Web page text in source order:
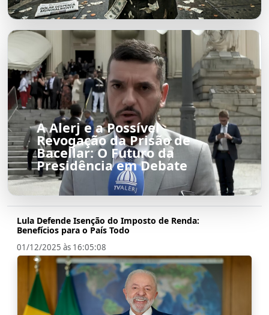
A Alerj e a Possível
Revogação da Prisão de
Bacellar: O Futuro da
Presidência em Debate
Lula Defende Isenção do Imposto de Renda:
Benefícios para o País Todo
01/12/2025 às 16:05:08